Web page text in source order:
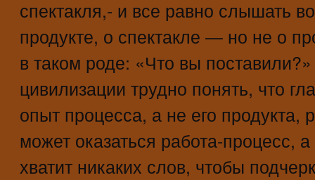
спектакля,- и все равно слышать
продукте, о спектакле — но не о
в таком роде: «Что вы
цивилизации трудно понять, что
опыт процесса, а не его продукта,
может оказаться работа-процесс,
хватит никаких слов, чтобы